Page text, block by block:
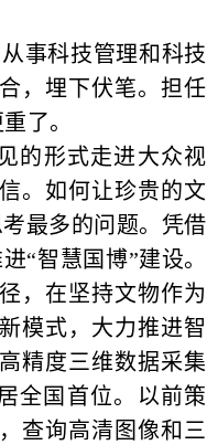
事科技管理和科技
，埋下伏笔。担任
了。
的形式走进大众视
。如何让珍贵的文
最多的问题。凭借
“智慧国博”建设。
，在坚持文物作为
模式，大力推进智
精度三维数据采集
全国首位。以前策
查询高清图像和三